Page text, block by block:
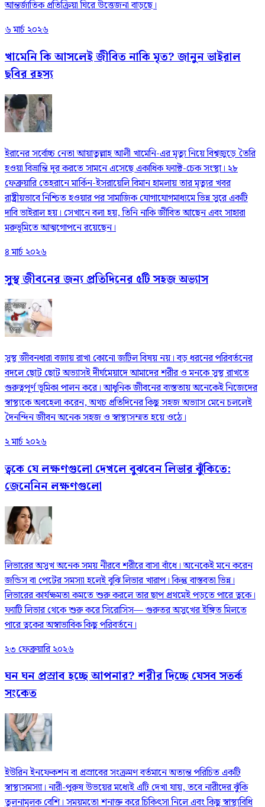
আন্তর্জাতিক প্রতিক্রিয়া ঘিরে উত্তেজনা বাড়ছে।
৬ মার্চ ২০২৬
খামেনি কি আসলেই জীবিত নাকি মৃত? জানুন ভাইরাল
ছবির রহস্য
ইরানের সর্বোচ্চ নেতা আয়াতুল্লাহ আলী খামেনি-এর মৃত্যু নিয়ে বিশ্বজুড়ে তৈরি
হওয়া বিভ্রান্তি দূর করতে সামনে এসেছে একাধিক ফ্যাক্ট-চেক সংস্থা। ২৮
ফেব্রুয়ারি তেহরানে মার্কিন-ইসরায়েলি বিমান হামলায় তার মৃত্যুর খবর
রাষ্ট্রীয়ভাবে নিশ্চিত হওয়ার পর সামাজিক যোগাযোগমাধ্যমে ভিন্ন সুরে একটি
দাবি ভাইরাল হয়। সেখানে বলা হয়, তিনি নাকি জীবিত আছেন এবং সাহারা
মরুভূমিতে আত্মগোপনে রয়েছেন।
৪ মার্চ ২০২৬
সুস্থ জীবনের জন্য প্রতিদিনের ৫টি সহজ অভ্যাস
সুস্থ জীবনধারা বজায় রাখা কোনো জটিল বিষয় নয়। বড় ধরনের পরিবর্তনের
বদলে ছোট ছোট অভ্যাসই দীর্ঘমেয়াদে আমাদের শরীর ও মনকে সুস্থ রাখতে
গুরুত্বপূর্ণ ভূমিকা পালন করে। আধুনিক জীবনের ব্যস্ততায় অনেকেই নিজেদের
স্বাস্থ্যকে অবহেলা করেন, অথচ প্রতিদিনের কিছু সহজ অভ্যাস মেনে চললেই
দৈনন্দিন জীবন অনেক সহজ ও স্বাস্থ্যসম্মত হয়ে ওঠে।
২ মার্চ ২০২৬
ত্বকে যে লক্ষণগুলো দেখলে বুঝবেন লিভার ঝুঁকিতে:
জেনেনিন লক্ষণগুলো
লিভারের অসুখ অনেক সময় নীরবে শরীরে বাসা বাঁধে। অনেকেই মনে করেন
জন্ডিস বা পেটের সমস্যা হলেই বুঝি লিভার খারাপ। কিন্তু বাস্তবতা ভিন্ন।
লিভারের কার্যক্ষমতা কমতে শুরু করলে তার ছাপ প্রথমেই পড়তে পারে ত্বকে।
ফ্যাটি লিভার থেকে শুরু করে সিরোসিস— গুরুতর অসুখের ইঙ্গিত মিলতে
পারে ত্বকের অস্বাভাবিক কিছু পরিবর্তনে।
২৩ ফেব্রুয়ারি ২০২৬
ঘন ঘন প্রস্রাব হচ্ছে আপনার? শরীর দিচ্ছে যেসব সতর্ক
সংকেত
ইউরিন ইনফেকশন বা প্রস্রাবের সংক্রমণ বর্তমানে অত্যন্ত পরিচিত একটি
স্বাস্থ্যসমস্যা। নারী-পুরুষ উভয়ের মধ্যেই এটি দেখা যায়, তবে নারীদের ঝুঁকি
তুলনামূলক বেশি। সময়মতো শনাক্ত করে চিকিৎসা নিলে এবং কিছু স্বাস্থ্যবিধি